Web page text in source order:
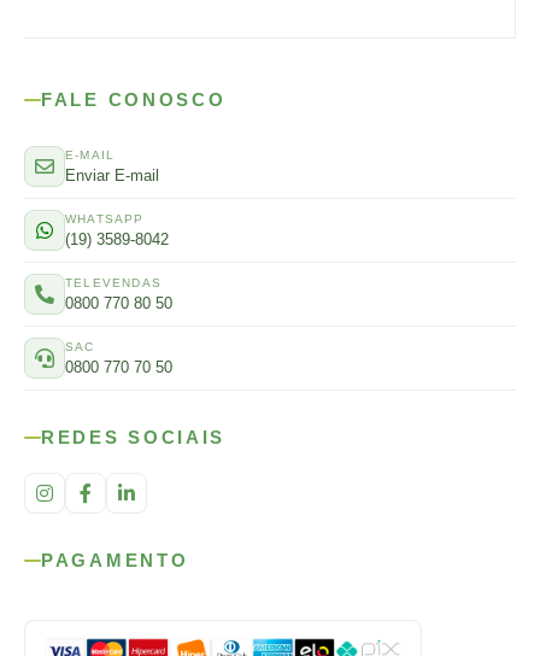
FALE CONOSCO
E-MAIL
Enviar E-mail
WHATSAPP
(19) 3589-8042
TELEVENDAS
0800 770 80 50
SAC
0800 770 70 50
REDES SOCIAIS
PAGAMENTO